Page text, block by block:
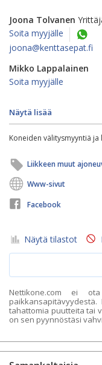
Joona Tolvanen
Soita myyjälle
joona@kenttasepat.fi
Mikko Lappalainen
Soita myyjälle
Näytä lisää
Koneiden välitysmyyntiä
Liikkeen muut
Www-sivut
Facebook
Näytä tilastot
Nettikone.com ei
tahattomia puutteita tai
on sen pyynnöstäsi